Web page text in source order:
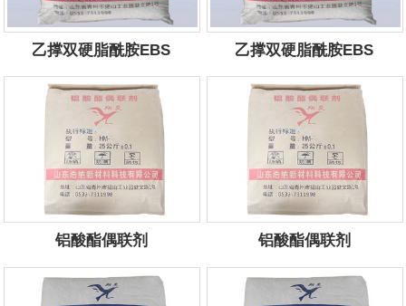
乙撑双硬脂酰胺EBS
服务电话：13854434444
乙撑双硬脂酰胺EBS
服务电话：13854434444
铝酸酯偶联剂
服务电话：13854434444
铝酸酯偶联剂
服务电话：13854434444